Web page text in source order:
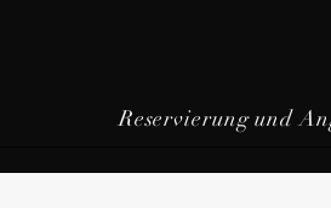
Reservierung und